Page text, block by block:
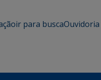
ir para buscaOuvidoria